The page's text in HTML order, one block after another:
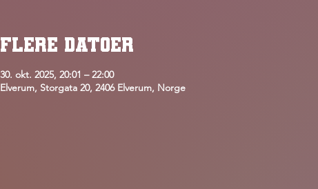
FLERE DATOER
30. okt. 2025, 20:01 – 22:00
Elverum, Storgata 20, 2406 Elverum, Norge